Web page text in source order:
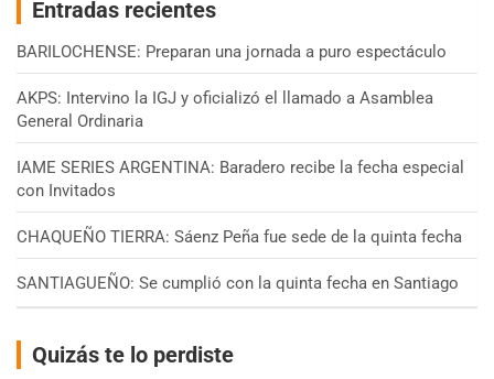
Entradas recientes
BARILOCHENSE: Preparan una jornada a puro espectáculo
AKPS: Intervino la IGJ y oficializó el llamado a Asamblea
General Ordinaria
IAME SERIES ARGENTINA: Baradero recibe la fecha especial
con Invitados
CHAQUEÑO TIERRA: Sáenz Peña fue sede de la quinta fecha
SANTIAGUEÑO: Se cumplió con la quinta fecha en Santiago
Quizás te lo perdiste